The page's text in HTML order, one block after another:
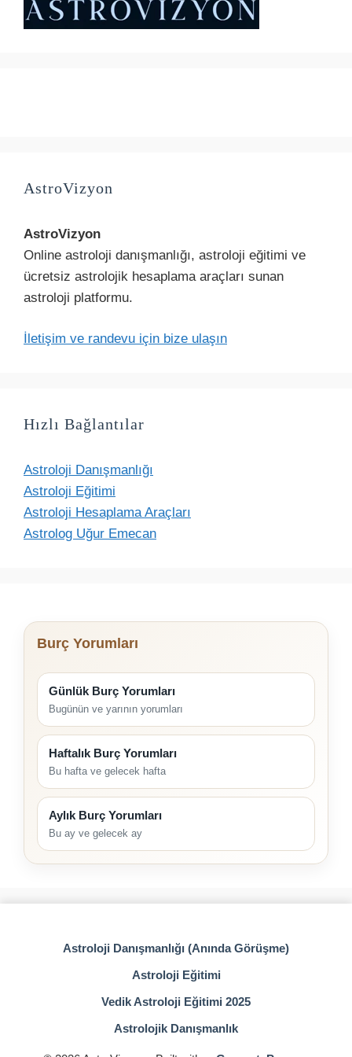
AstroVizyon
AstroVizyon
Online astroloji danışmanlığı, astroloji eğitimi ve
ücretsiz astrolojik hesaplama araçları sunan
astroloji platformu.
İletişim ve randevu için bize ulaşın
Hızlı Bağlantılar
Astroloji Danışmanlığı
Astroloji Eğitimi
Astroloji Hesaplama Araçları
Astrolog Uğur Emecan
Burç Yorumları
Günlük Burç Yorumları
Bugünün ve yarının yorumları
Haftalık Burç Yorumları
Bu hafta ve gelecek hafta
Aylık Burç Yorumları
Bu ay ve gelecek ay
Astroloji Danışmanlığı (Anında Görüşme)
Astroloji Eğitimi
Vedik Astroloji Eğitimi 2025
Astrolojik Danışmanlık